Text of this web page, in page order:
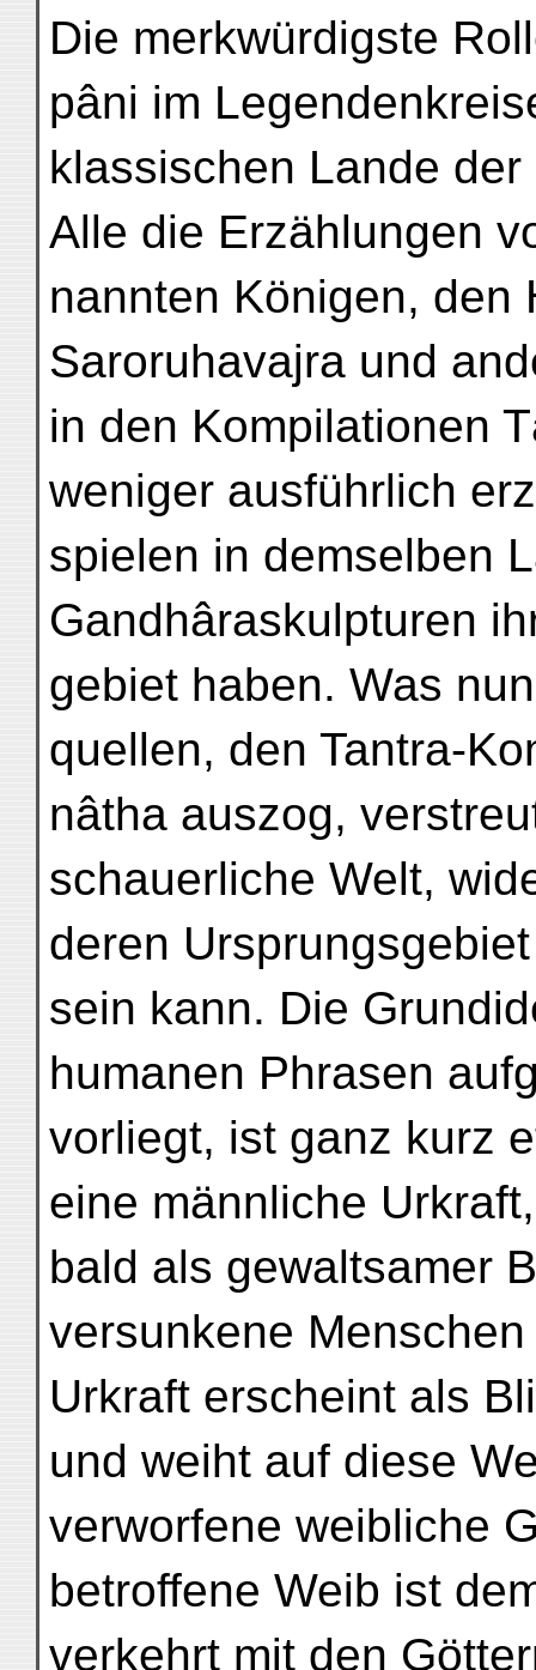
Die merkwürdigste
pâni im
klassischen Lande
Alle die Erzählungen
nannten Königen, den
Saroruhavajra und
in den Kompilationen
weniger ausführlich
spielen in demselben
Gandhâraskulpturen
gebiet haben. Was
quellen, den Tantra-
nâtha auszog,
schauerliche Welt,
deren
sein kann. Die
humanen Phrasen
vorliegt, ist ganz kurz
eine männliche
bald als gewaltsamer
versunkene
Urkraft erscheint als
und weiht auf diese
verworfene weibliche
betroffene Weib ist
verkehrt mit den